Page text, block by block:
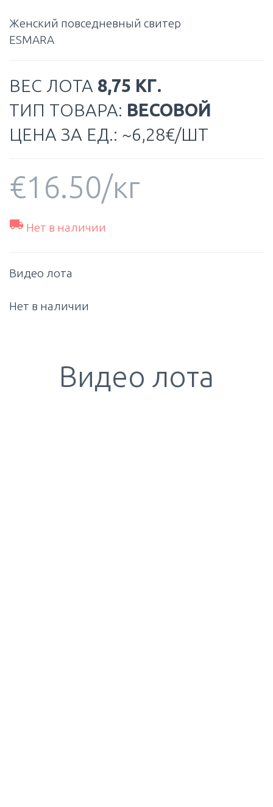
Женский повседневный свитер
ESMARA
ВЕС ЛОТА 8,75 КГ.
ТИП ТОВАРА: ВЕСОВОЙ
ЦЕНА ЗА ЕД.: ~6,28€/ШТ
€16.50/кг
 Нет в наличии
Видео лота
Нет в наличии
Видео лота